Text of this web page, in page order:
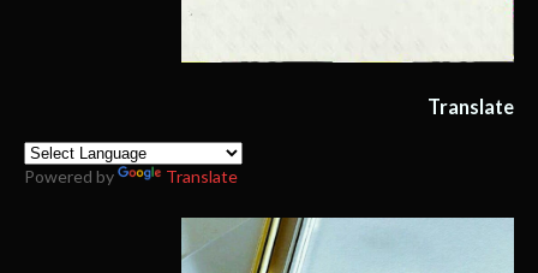
Translate
Powered by Translate